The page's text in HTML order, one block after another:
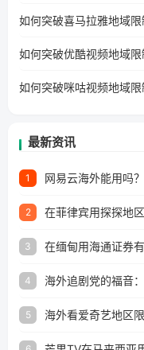
户收听网易云
工作、留学、
所困扰。
如何突破喜马拉雅地域限
如何突破优酷视频地域限
如何突破咪咕视频地域限
最新资讯
1
2
3
4
5